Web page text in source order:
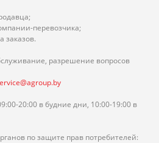
перевозчика;
заказов.
разрешение вопросов
20:00 в будние дни, 10:00-19:00 в
по защите прав потребителей: